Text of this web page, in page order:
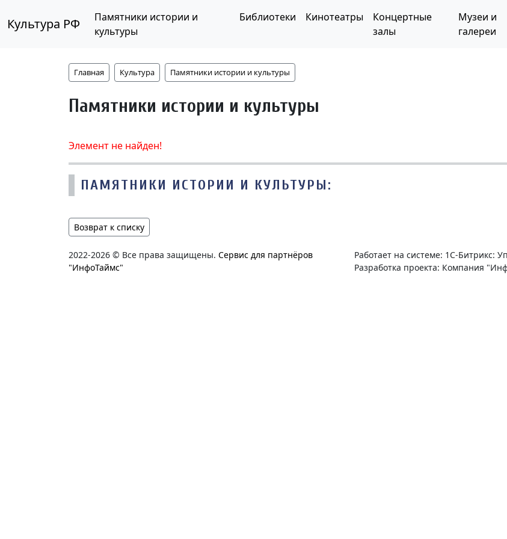
Культура РФ
Памятники истории и
культуры
Библиотеки Кинотеатры
Концертные
залы
Музеи и
галереи
Главная Культура Памятники истории и культуры
Памятники истории и культуры
Элемент не найден!
ПАМЯТНИКИ ИСТОРИИ И КУЛЬТУРЫ:
Возврат к списку
2022-2026 © Все права защищены. Сервис для партнёров
"ИнфоТаймс"
Работает на системе: 1С-Битрикс:
Разработка проекта: Компания